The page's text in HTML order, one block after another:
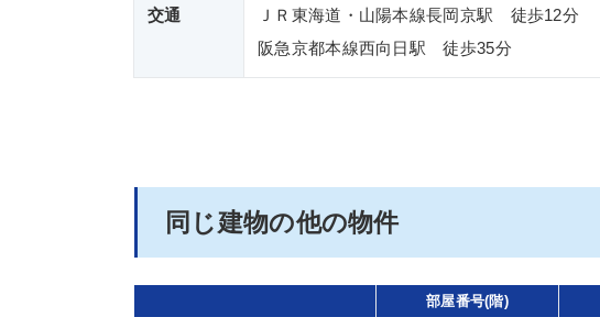
交通
ＪＲ東海道・山陽本線長岡京駅 徒歩12分
阪急京都本線西向日駅 徒歩35分
同じ建物の他の物件
部屋番号(階)